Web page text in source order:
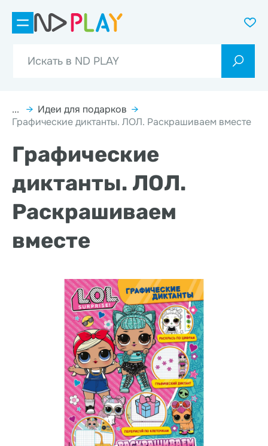
... → Идеи для подарков →
Графические диктанты. ЛОЛ. Раскрашиваем вместе
Графические
диктанты. ЛОЛ.
Раскрашиваем
вместе